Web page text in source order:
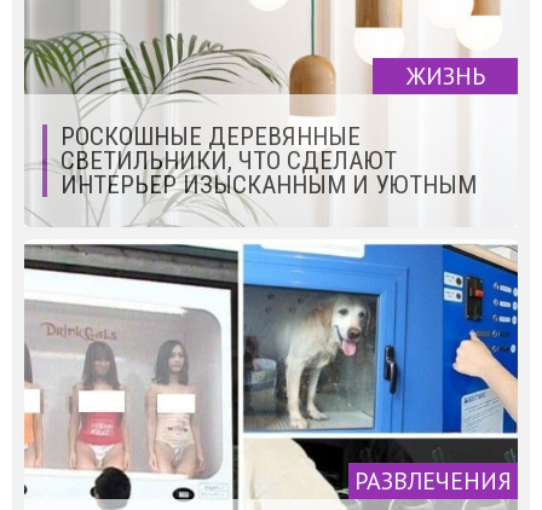
ЖИЗНЬ
РОСКОШНЫЕ ДЕРЕВЯННЫЕ
СВЕТИЛЬНИКИ, ЧТО СДЕЛАЮТ
ИНТЕРЬЕР ИЗЫСКАННЫМ И УЮТНЫМ
РАЗВЛЕЧЕНИЯ